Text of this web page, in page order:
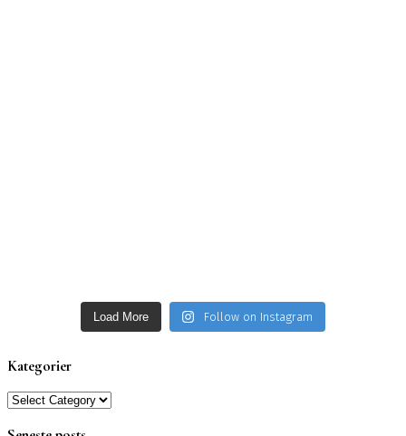
Load More Follow on Instagram
Kategorier
Kategorier